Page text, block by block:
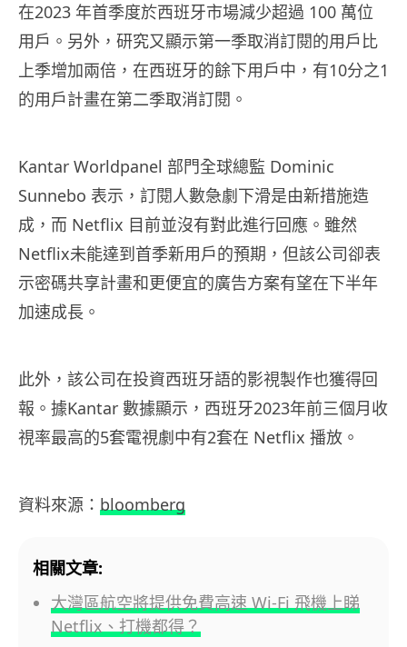
在2023 年首季度於西班牙市場減少超過 100 萬位
用戶。另外，研究又顯示第一季取消訂閱的用戶比
上季增加兩倍，在西班牙的餘下用戶中，有10分之1
的用戶計畫在第二季取消訂閱。
Kantar Worldpanel 部門全球總監 Dominic
Sunnebo 表示，訂閱人數急劇下滑是由新措施造
成，而 Netflix 目前並沒有對此進行回應。雖然
Netflix未能達到首季新用戶的預期，但該公司卻表
示密碼共享計畫和更便宜的廣告方案有望在下半年
加速成長。
此外，該公司在投資西班牙語的影視製作也獲得回
報。據Kantar 數據顯示，西班牙2023年前三個月收
視率最高的5套電視劇中有2套在 Netflix 播放。
資料來源： bloomberg
相關文章:
大灣區航空將提供免費高速 Wi-Fi 飛機上睇
Netflix、打機都得？